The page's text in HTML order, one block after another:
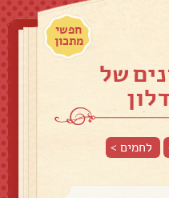
חפשי
מתכון
של
לחמים>